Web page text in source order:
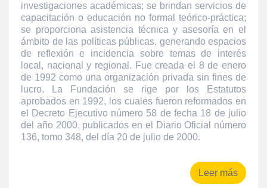
investigaciones académicas; se brindan servicios de
capacitación o educación no formal teórico-práctica;
se proporciona asistencia técnica y asesoría en el
ámbito de las políticas públicas, generando espacios
de reflexión e incidencia sobre temas de interés
local, nacional y regional. Fue creada el 8 de enero
de 1992 como una organización privada sin fines de
lucro. La Fundación se rige por los Estatutos
aprobados en 1992, los cuales fueron reformados en
el Decreto Ejecutivo número 58 de fecha 18 de julio
del año 2000, publicados en el Diario Oficial número
136, tomo 348, del día 20 de julio de 2000.
Leer más